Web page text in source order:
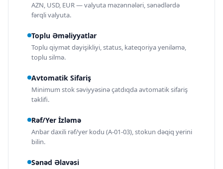
AZN, USD, EUR — valyuta məzənnələri, sənədlərdə
fərqli valyuta.
Toplu Əməliyyatlar
Toplu qiymət dəyişikliyi, status, kateqoriya yeniləmə,
toplu silmə.
Avtomatik Sifariş
Minimum stok səviyyəsinə çatdıqda avtomatik sifariş
təklifi.
Rəf/Yer İzləmə
Anbar daxili rəf/yer kodu (A-01-03), stokun dəqiq yerini
bilin.
Sənəd Əlavəsi